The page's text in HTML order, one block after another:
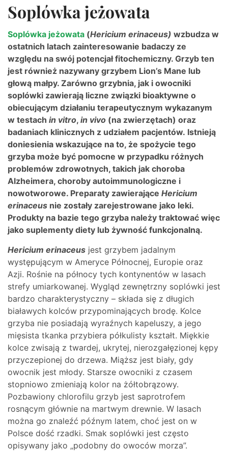
Soplówka jeżowata
Soplówka jeżowata (Hericium erinaceus) wzbudza w
ostatnich latach zainteresowanie badaczy ze
względu na swój potencjał fitochemiczny. Grzyb ten
jest również nazywany grzybem Lion’s Mane lub
głową małpy. Zarówno grzybnia, jak i owocniki
soplówki zawierają liczne związki bioaktywne o
obiecującym działaniu terapeutycznym wykazanym
w testach in vitro, in vivo (na zwierzętach) oraz
badaniach klinicznych z udziałem pacjentów. Istnieją
doniesienia wskazujące na to, że spożycie tego
grzyba może być pomocne w przypadku różnych
problemów zdrowotnych, takich jak choroba
Alzheimera, choroby autoimmunologiczne i
nowotworowe. Preparaty zawierające Hericium
erinaceus nie zostały zarejestrowane jako leki.
Produkty na bazie tego grzyba należy traktować więc
jako suplementy diety lub żywność funkcjonalną.
Hericium erinaceus jest grzybem jadalnym
występującym w Ameryce Północnej, Europie oraz
Azji. Rośnie na północy tych kontynentów w lasach
strefy umiarkowanej. Wygląd zewnętrzny soplówki jest
bardzo charakterystyczny – składa się z długich
białawych kolców przypominających brodę. Kolce
grzyba nie posiadają wyraźnych kapeluszy, a jego
mięsista tkanka przybiera półkulisty kształt. Miękkie
kolce zwisają z twardej, ukrytej, nierozgałęzionej kępy
przyczepionej do drzewa. Miąższ jest biały, gdy
owocnik jest młody. Starsze owocniki z czasem
stopniowo zmieniają kolor na żółtobrązowy.
Pozbawiony chlorofilu grzyb jest saprotrofem
rosnącym głównie na martwym drewnie. W lasach
można go znaleźć późnym latem, choć jest on w
Polsce dość rzadki. Smak soplówki jest często
opisywany jako „podobny do owoców morza”.